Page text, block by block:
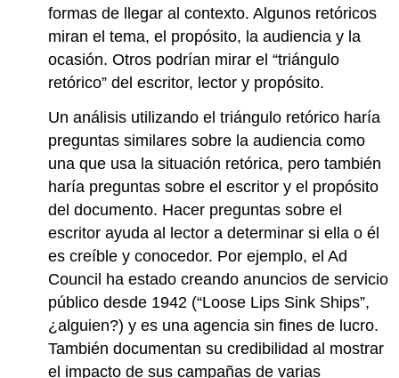
formas de llegar al contexto. Algunos retóricos
miran el tema, el propósito, la audiencia y la
ocasión. Otros podrían mirar el “triángulo
retórico” del escritor, lector y propósito.
Un análisis utilizando el triángulo retórico haría
preguntas similares sobre la audiencia como
una que usa la situación retórica, pero también
haría preguntas sobre el escritor y el propósito
del documento. Hacer preguntas sobre el
escritor ayuda al lector a determinar si ella o él
es creíble y conocedor. Por ejemplo, el Ad
Council ha estado creando anuncios de servicio
público desde 1942 (“Loose Lips Sink Ships”,
¿alguien?) y es una agencia sin fines de lucro.
También documentan su credibilidad al mostrar
el impacto de sus campañas de varias